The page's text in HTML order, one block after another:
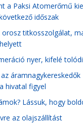
a Paksi Atomerőmű
időszak
titkosszolgálat,
nyer, kifelé
hivatal figyel
Lássuk, hogy
az olajszállítást